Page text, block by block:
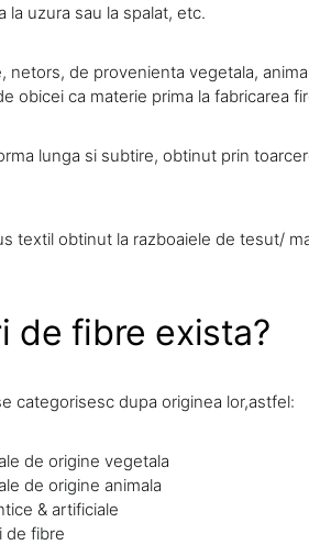
la uzura sau la spalat, etc.
netors, de provenienta vegetala,
obicei ca materie prima la fabricarea
lunga si subtire, obtinut prin
textil obtinut la razboaiele de tesut/
de fibre exista?
categorisesc dupa originea lor,astfel:
de origine vegetala
de origine animala
& artificiale
de fibre